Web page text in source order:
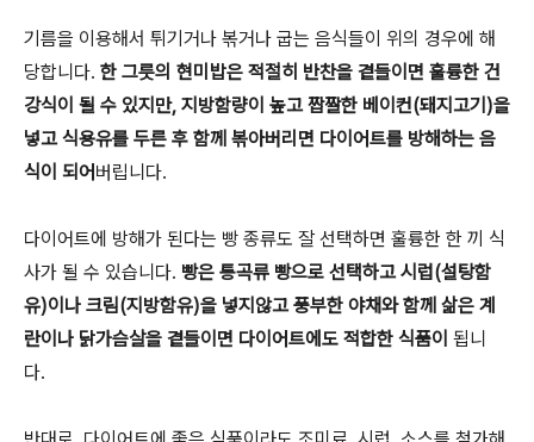
기름을 이용해서 튀기거나 볶거나 굽는 음식들이 위의 경우에 해
당합니다. 한 그릇의 현미밥은 적절히 반찬을 곁들이면 훌륭한 건
강식이 될 수 있지만, 지방함량이 높고 짭짤한 베이컨(돼지고기)을
넣고 식용유를 두른 후 함께 볶아버리면 다이어트를 방해하는 음
식이 되어 버립니다.
다이어트에 방해가 된다는 빵 종류도 잘 선택하면 훌륭한 한 끼 식
사가 될 수 있습니다. 빵은 통곡류 빵으로 선택하고 시럽(설탕함
유)이나 크림(지방함유)을 넣지않고 풍부한 야채와 함께 삶은 계
란이나 닭가슴살을 곁들이면 다이어트에도 적합한 식품이 됩니
다.